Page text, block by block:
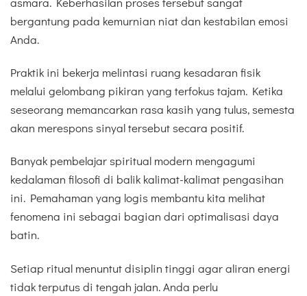
bergantung pada kemurnian niat dan kestabilan emosi
Anda.
Praktik ini bekerja melintasi ruang kesadaran fisik
melalui gelombang pikiran yang terfokus tajam. Ketika
seseorang memancarkan rasa kasih yang tulus, semesta
akan merespons sinyal tersebut secara positif.
Banyak pembelajar spiritual modern mengagumi
kedalaman filosofi di balik kalimat-kalimat pengasihan
ini. Pemahaman yang logis membantu kita melihat
fenomena ini sebagai bagian dari optimalisasi daya
batin.
Setiap ritual menuntut disiplin tinggi agar aliran energi
tidak terputus di tengah jalan. Anda perlu